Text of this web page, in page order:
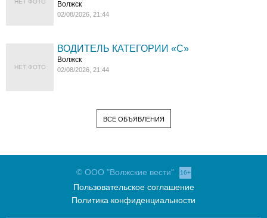
НЕТ ФОТО Волжск
02/08/2026, 21:44
НЕТ ФОТО
ВОДИТЕЛЬ КАТЕГОРИИ «C»
Волжск
02/08/2026, 21:44
ВСЕ ОБЪЯВЛЕНИЯ
© ООО "Волжские вести" 16+
Пользовательское соглашение
Политика конфиденциальности